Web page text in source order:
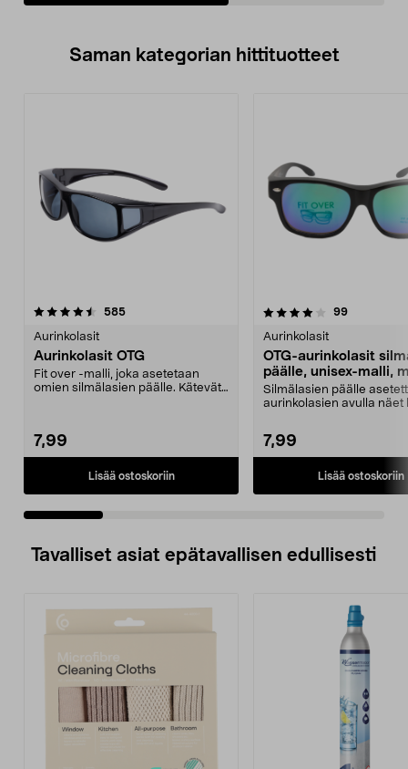
Saman kategorian hittituotteet
585arvostelut
Aurinkolasit
Aurinkolasit OTG
Fit over -malli, joka asetetaan
omien silmälasien päälle. Kätevät
7,99
Lisää ostoskoriin
4.0 viidestä
99arvostelut
Aurinkolasit
OTG-aurinkolasit
päälle, unisex-malli,
Silmälasien päälle
aurinkolasien avulla näet
7,99
Lisää ostoskoriin
4.0 viidestä
Tavalliset asiat epätavallisen edullisesti